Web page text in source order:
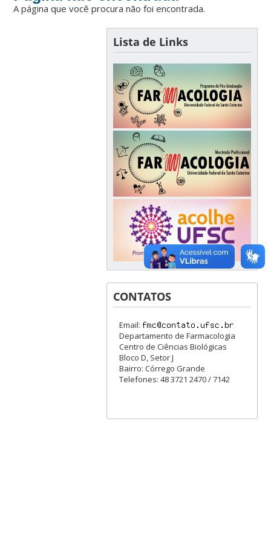
A página que você procura não foi encontrada.
Lista de Links
CONTATOS
Email:
Departamento de Farmacologia
Centro de Ciências Biológicas
Bloco D, Setor J
Bairro: Córrego Grande
Telefones: 48 3721 2470 / 7142